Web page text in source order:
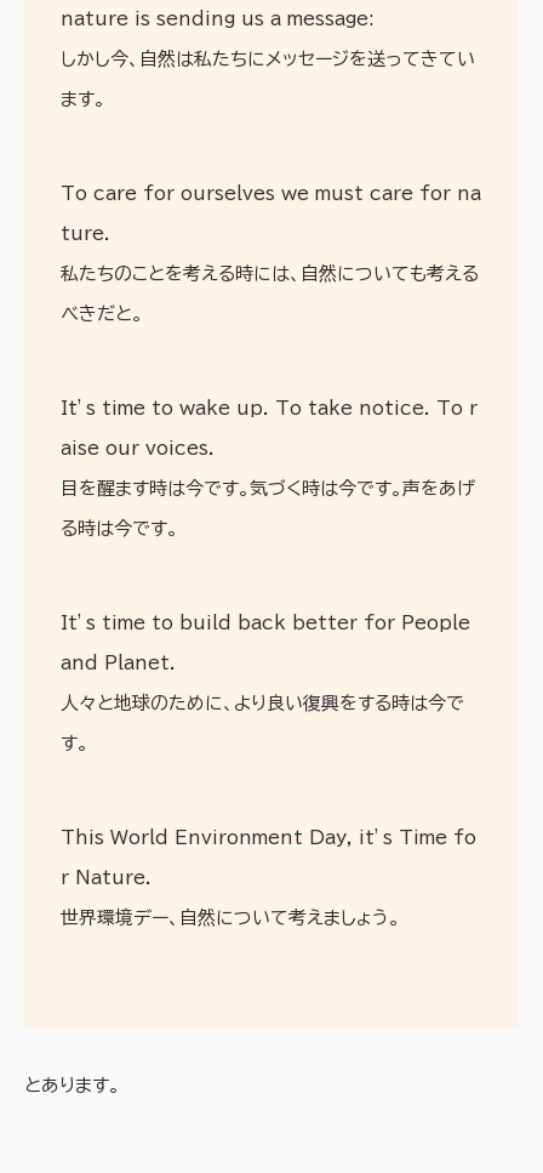
nature is sending us a message:
しかし今、自然は私たちにメッセージを送ってきてい
ます。
To care for ourselves we must care for na
ture.
私たちのことを考える時には、自然についても考える
べきだと。
It’s time to wake up. To take notice. To r
aise our voices.
目を醒ます時は今です。気づく時は今です。声をあげ
る時は今です。
It’s time to build back better for People
and Planet.
人々と地球のために、より良い復興をする時は今で
す。
This World Environment Day, it’s Time fo
r Nature.
世界環境デー、自然について考えましょう。
とあります。